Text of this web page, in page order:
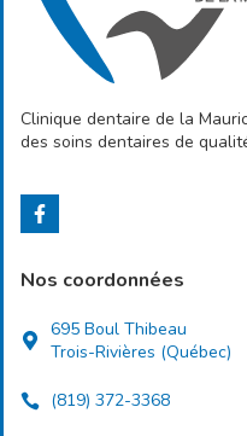
Clinique dentaire de la
des soins dentaires de
Nos coordonnées
695 Boul Thibeau
Trois-Rivières (Québec)
(819) 372-3368